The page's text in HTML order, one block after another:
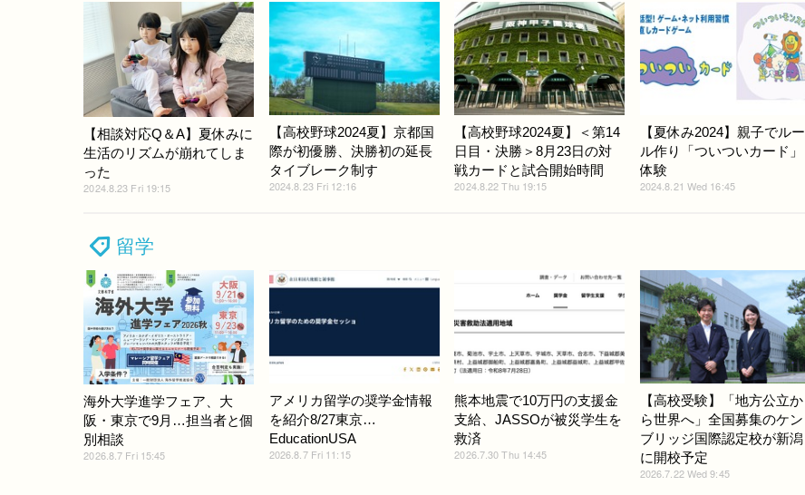
【相談対応Q＆A】夏休みに
生活のリズムが崩れてしま
った
2024.8.23 Fri 19:15
【高校野球2024夏】京都国
際が初優勝、決勝初の延長
タイブレーク制す
2024.8.23 Fri 12:16
【高校野球2024夏】＜第14
日目・決勝＞8月23日の対
戦カードと試合開始時間
2024.8.22 Thu 19:15
【夏休み2024】親子でルー
ル作り「ついついカード」
体験
2024.8.21 Wed 16:45
留学
海外大学進学フェア、大
阪・東京で9月…担当者と個
別相談
2026.8.7 Fri 15:45
アメリカ留学の奨学金情報
を紹介8/27東京…
EducationUSA
2026.8.7 Fri 11:15
熊本地震で10万円の支援金
支給、JASSOが被災学生を
救済
2026.7.30 Thu 14:45
【高校受験】「地方公立か
ら世界へ」全国募集のケン
ブリッジ国際認定校が新潟
に開校予定
2026.7.22 Wed 9:45